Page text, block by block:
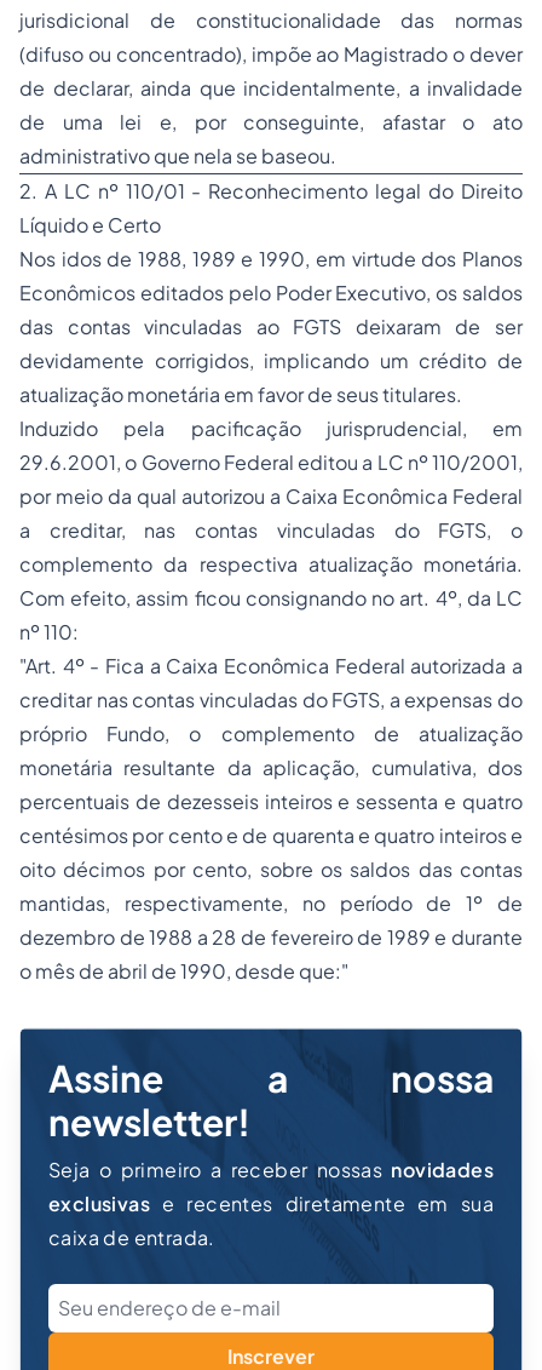
jurisdicional de constitucionalidade das normas
(difuso ou concentrado), impõe ao Magistrado o dever
de declarar, ainda que incidentalmente, a invalidade
de uma lei e, por conseguinte, afastar o ato
administrativo que nela se baseou.
2. A LC nº 110/01 - Reconhecimento legal do Direito
Líquido e Certo
Nos idos de 1988, 1989 e 1990, em virtude dos Planos
Econômicos editados pelo Poder Executivo, os saldos
das contas vinculadas ao FGTS deixaram de ser
devidamente corrigidos, implicando um crédito de
atualização monetária em favor de seus titulares.
Induzido pela pacificação jurisprudencial, em
29.6.2001, o Governo Federal editou a LC nº 110/2001,
por meio da qual autorizou a Caixa Econômica Federal
a creditar, nas contas vinculadas do FGTS, o
complemento da respectiva atualização monetária.
Com efeito, assim ficou consignando no art. 4º, da LC
nº 110:
"Art. 4º - Fica a Caixa Econômica Federal autorizada a
creditar nas contas vinculadas do FGTS, a expensas do
próprio Fundo, o complemento de atualização
monetária resultante da aplicação, cumulativa, dos
percentuais de dezesseis inteiros e sessenta e quatro
centésimos por cento e de quarenta e quatro inteiros e
oito décimos por cento, sobre os saldos das contas
mantidas, respectivamente, no período de 1º de
dezembro de 1988 a 28 de fevereiro de 1989 e durante
o mês de abril de 1990, desde que:"
Assine a nossa
newsletter!
Seja o primeiro a receber nossas novidades
exclusivas e recentes diretamente em sua
caixa de entrada.
Inscrever